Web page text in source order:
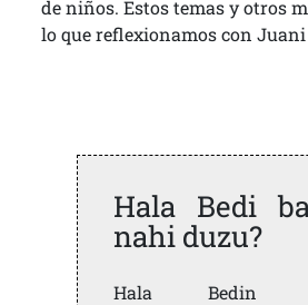
de niños. Estos temas y otros
lo que reflexionamos con
Hala Bedi
nahi duzu?
Hala Bedin